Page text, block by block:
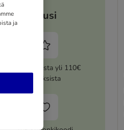
Etusi
5% alennusta yli 110€
tilauksista
ja